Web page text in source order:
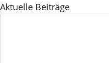
Aktuelle Beiträge